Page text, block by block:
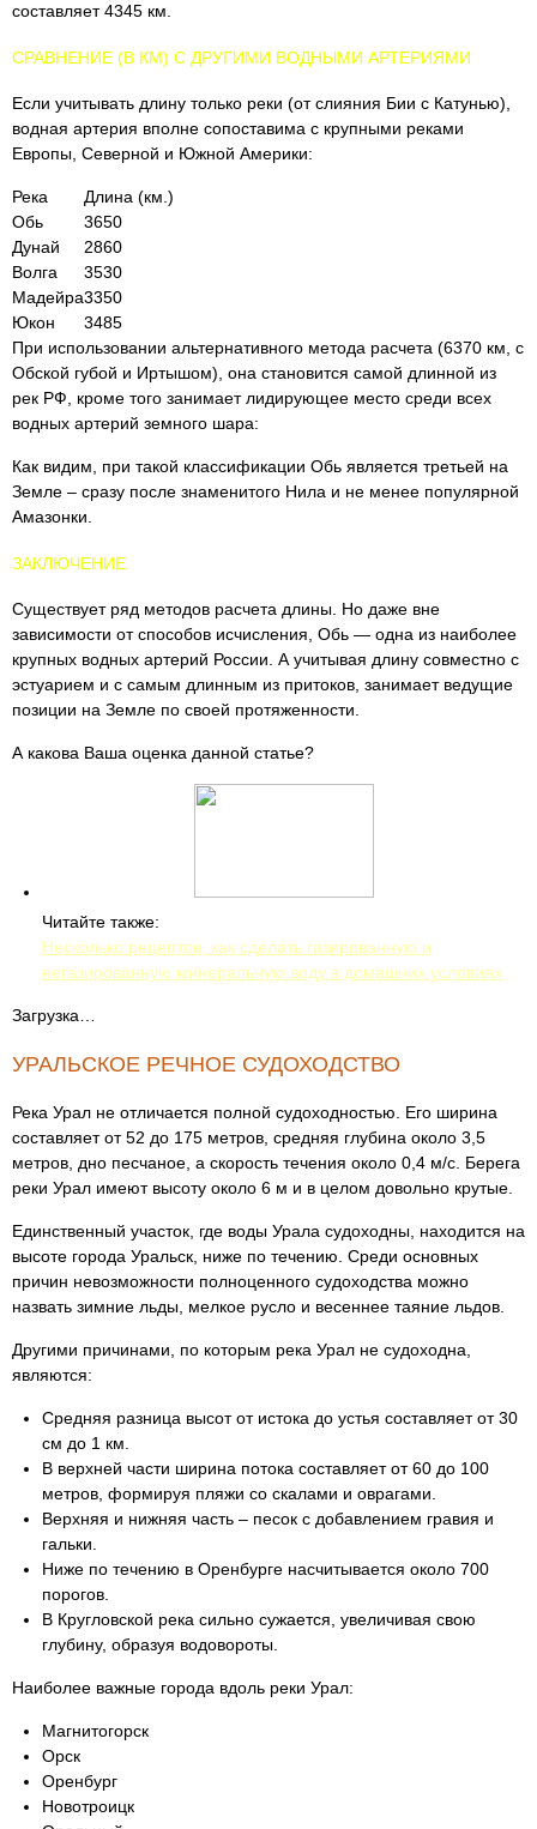
составляет 4345 км.
СРАВНЕНИЕ (В КМ) С ДРУГИМИ ВОДНЫМИ АРТЕРИЯМИ
Если учитывать длину только реки (от слияния Бии с Катунью),
водная артерия вполне сопоставима с крупными реками
Европы, Северной и Южной Америки:
Река
Длина (км.)
Обь
3650
Дунай
2860
Волга
3530
Мадейра3350
Юкон
3485
При использовании альтернативного метода расчета (6370 км, с
Обской губой и Иртышом), она становится самой длинной из
рек РФ, кроме того занимает лидирующее место среди всех
водных артерий земного шара:
Как видим, при такой классификации Обь является третьей на
Земле – сразу после знаменитого Нила и не менее популярной
Амазонки.
ЗАКЛЮЧЕНИЕ
Существует ряд методов расчета длины. Но даже вне
зависимости от способов исчисления, Обь — одна из наиболее
крупных водных артерий России. А учитывая длину совместно с
эстуарием и с самым длинным из притоков, занимает ведущие
позиции на Земле по своей протяженности.
А какова Ваша оценка данной статье?
Читайте также:
Несколько рецептов, как сделать газированную и
негазированную минеральную воду в домашних условиях
Загрузка…
УРАЛЬСКОЕ РЕЧНОЕ СУДОХОДСТВО
Река Урал не отличается полной судоходностью. Его ширина
составляет от 52 до 175 метров, средняя глубина около 3,5
метров, дно песчаное, а скорость течения около 0,4 м/с. Берега
реки Урал имеют высоту около 6 м и в целом довольно крутые.
Единственный участок, где воды Урала судоходны, находится на
высоте города Уральск, ниже по течению. Среди основных
причин невозможности полноценного судоходства можно
назвать зимние льды, мелкое русло и весеннее таяние льдов.
Другими причинами, по которым река Урал не судоходна,
являются:
Средняя разница высот от истока до устья составляет от 30
см до 1 км.
В верхней части ширина потока составляет от 60 до 100
метров, формируя пляжи со скалами и оврагами.
Верхняя и нижняя часть – песок с добавлением гравия и
гальки.
Ниже по течению в Оренбурге насчитывается около 700
порогов.
В Кругловской река сильно сужается, увеличивая свою
глубину, образуя водовороты.
Наиболее важные города вдоль реки Урал:
Магнитогорск
Орск
Оренбург
Новотроицк